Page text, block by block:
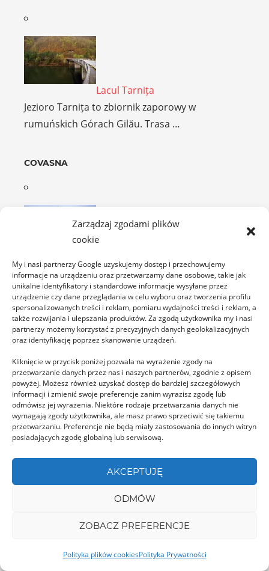
Zarządzaj zgodami plików
cookie
My i nasi partnerzy Google uzyskujemy dostęp i przechowujemy
informacje na urządzeniu oraz przetwarzamy dane osobowe, takie jak
unikalne identyfikatory i standardowe informacje wysyłane przez
urządzenie czy dane przeglądania w celu wyboru oraz tworzenia profilu
spersonalizowanych treści i reklam, pomiaru wydajności treści i reklam, a
także rozwijania i ulepszania produktów. Za zgodą użytkownika my i nasi
partnerzy możemy korzystać z precyzyjnych danych geolokalizacyjnych
oraz identyfikację poprzez skanowanie urządzeń.
Kliknięcie w przycisk poniżej pozwala na wyrażenie zgody na
przetwarzanie danych przez nas i naszych partnerów, zgodnie z opisem
powyżej. Możesz również uzyskać dostęp do bardziej szczegółowych
informacji i zmienić swoje preferencje zanim wyrazisz zgodę lub
odmówisz jej wyrażenia. Niektóre rodzaje przetwarzania danych nie
wymagają zgody użytkownika, ale masz prawo sprzeciwić się takiemu
przetwarzaniu. Preferencje nie będą miały zastosowania do innych witryn
posiadających zgodę globalną lub serwisową.
AKCEPTUJĘ
ODMÓW
ZOBACZ PREFERENCJE
Polityka plików cookiesPolityka Prywatności
Lacul Tarnița
Jezioro Tarnița to zbiornik zaporowy w
rumuńskich Górach Gilău. Trasa …
COVASNA
Kościół warowny w Turia
Turia nie leży na popularnym szlaku
ufortyfikowanych kościołów w Transylwanii. …
DÂMBOVIȚA